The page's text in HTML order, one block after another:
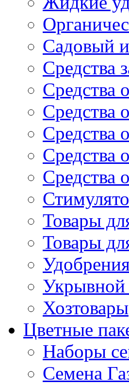
Садовый
Средства
Средства
Средства
Средства
Средства
Средства
Товары
Товары
Укрывной
Хозтовары
Цветные
Наборы
Семена